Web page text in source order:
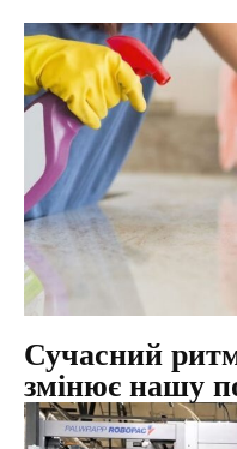
Сучасний
змінює нашу